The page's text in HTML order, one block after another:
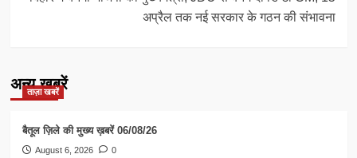
अप्रैल तक नई सरकार के गठन की संभावना
अन्य खबरें
ताज़ा खबरें
बैतूल ज़िले की मुख्य ख़बरें 06/08/26
August 6, 2026 0